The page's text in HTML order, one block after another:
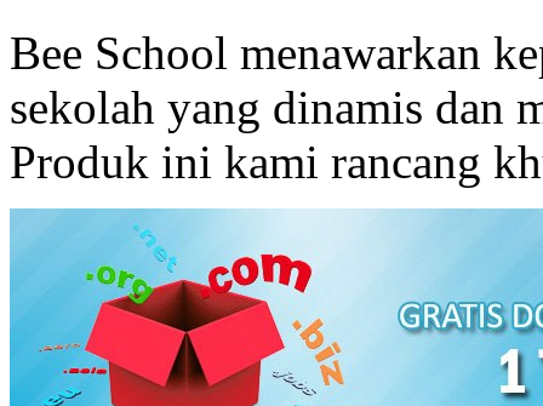
Bee School menawarkan
sekolah yang dinamis dan
Produk ini kami rancang